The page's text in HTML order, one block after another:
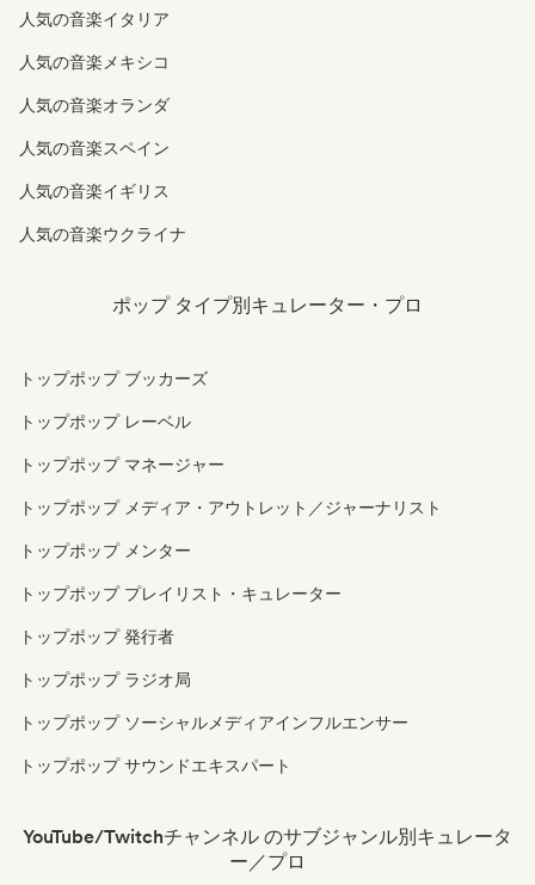
人気の音楽イタリア
人気の音楽メキシコ
人気の音楽オランダ
人気の音楽スペイン
人気の音楽イギリス
人気の音楽ウクライナ
ポップ タイプ別キュレーター・プロ
トップポップ ブッカーズ
トップポップ レーベル
トップポップ マネージャー
トップポップ メディア・アウトレット／ジャーナリスト
トップポップ メンター
トップポップ プレイリスト・キュレーター
トップポップ 発行者
トップポップ ラジオ局
トップポップ ソーシャルメディアインフルエンサー
トップポップ サウンドエキスパート
YouTube/Twitchチャンネル のサブジャンル別キュレータ
ー／プロ